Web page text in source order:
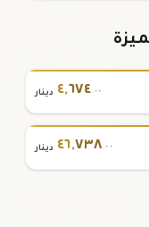
٤,٦٧٤.٠٠ دينار
٤٦,٧٣٨.٠٠ دينار